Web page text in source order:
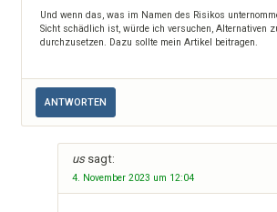
Und wenn das, was im Namen des Risikos
Sicht schädlich ist, würde ich versuchen, Alternativen
durchzusetzen. Dazu sollte mein Artikel beitragen.
ANTWORTEN
us sagt:
4. November 2023 um 12:04